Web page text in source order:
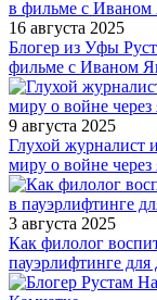
16 августа 2025
Блогер из Уфы
фильме с Иваном
9 августа 2025
Глухой журналист
миру о войне через
3 августа 2025
Как филолог
пауэрлифтинге